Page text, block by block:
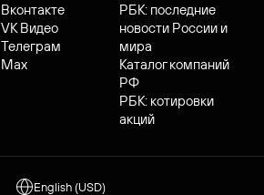
Вконтакте
VK Видео
Телеграм
Max
РБК: последние
новости России и
мира
Каталог компаний
РФ
РБК: котировки
акций
English (USD)